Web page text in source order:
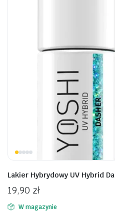
Lakier Hybrydowy UV Hybrid
19,90 zł
W magazynie